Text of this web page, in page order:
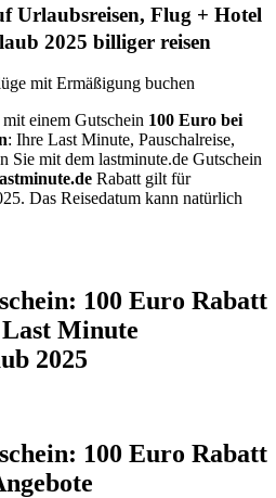
Allan
Urlaubsreisen, Flug + Hotel
2025 billiger reisen
einem Gutschein 100 Euro bei
: Ihre Last Minute, Pauschalreise,
Sie mit dem lastminute.de Gutschein
Rabatt gilt für
Das Reisedatum kann natürlich
100 Euro Rabatt
Minute
2025
100 Euro Rabatt